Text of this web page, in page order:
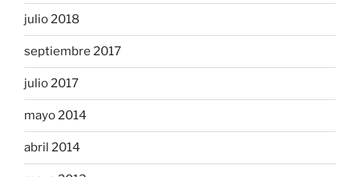
julio 2018
septiembre 2017
julio 2017
mayo 2014
abril 2014